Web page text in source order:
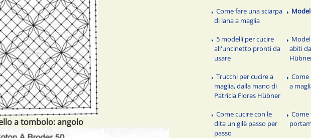
a tombolo: angolo
Come fare una sciarpa
di lana a maglia
5 modelli per cucire
all'uncinetto pronti da
usare
abiti
Trucchi per cucire a
maglia, dalla mano di
Patricia Flores Hübner
Come
a
Come cucire con le
dita un gilè passo per
passo
Come